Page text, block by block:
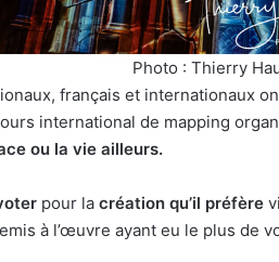
Photo : Thierry
français et internationaux
international de mapping
ou la vie ailleurs.
pour la création qu’il préfère
à l’œuvre ayant eu le plus de
les
7
et
août
2026